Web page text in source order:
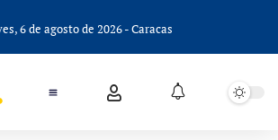
6 de agosto de 2026 - Caracas